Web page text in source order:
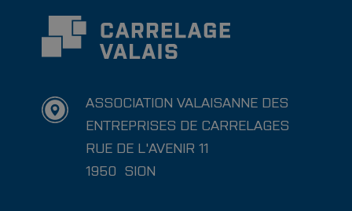
ASSOCIATION VALAISANNE DES
ENTREPRISES DE CARRELAGES
RUE DE L'AVENIR 11
1950 SION